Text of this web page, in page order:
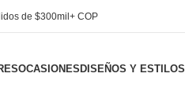
de $300mil+ COP
OCASIONESDISEÑOS Y ESTILOS